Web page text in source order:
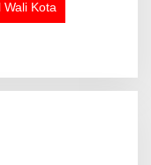
Wali Kota